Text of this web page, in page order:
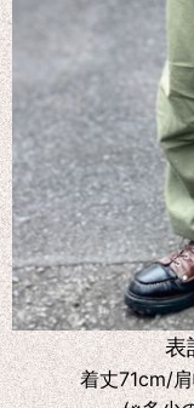
表
着丈71cm/